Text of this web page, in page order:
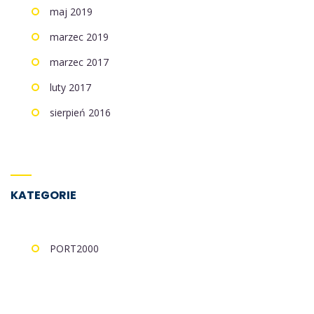
maj 2019
marzec 2019
marzec 2017
luty 2017
sierpień 2016
KATEGORIE
PORT2000